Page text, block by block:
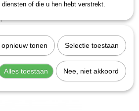
profiel
kg
of die u hen hebt verstrekt.
opnieuw tonen Selectie toestaan
Alles toestaan Nee, niet akkoord